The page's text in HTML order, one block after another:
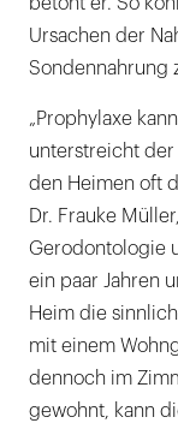
Ursachen der
Sondennahrung
„Prophylaxe
unterstreicht der
den Heimen oft
Dr. Frauke
Gerodontologie
ein paar Jahren
Heim die
mit einem
dennoch im
gewohnt, kann